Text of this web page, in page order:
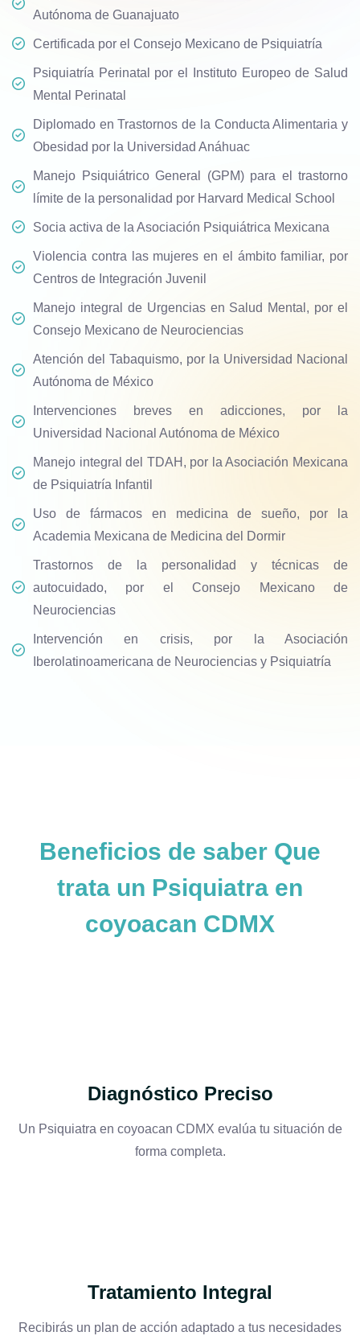
Autónoma de Guanajuato
Certificada por el Consejo Mexicano de Psiquiatría
Psiquiatría Perinatal por el Instituto Europeo de Salud
Mental Perinatal
Diplomado en Trastornos de la Conducta Alimentaria y
Obesidad por la Universidad Anáhuac
Manejo Psiquiátrico General (GPM) para el trastorno
límite de la personalidad por Harvard Medical School
Socia activa de la Asociación Psiquiátrica Mexicana
Violencia contra las mujeres en el ámbito familiar, por
Centros de Integración Juvenil
Manejo integral de Urgencias en Salud Mental, por el
Consejo Mexicano de Neurociencias
Atención del Tabaquismo, por la Universidad Nacional
Autónoma de México
Intervenciones breves en adicciones, por la
Universidad Nacional Autónoma de México
Manejo integral del TDAH, por la Asociación Mexicana
de Psiquiatría Infantil
Uso de fármacos en medicina de sueño, por la
Academia Mexicana de Medicina del Dormir
Trastornos de la personalidad y técnicas de
autocuidado, por el Consejo Mexicano de
Neurociencias
Intervención en crisis, por la Asociación
Iberolatinoamericana de Neurociencias y Psiquiatría
Beneficios de saber Que
trata un Psiquiatra en
coyoacan CDMX
Diagnóstico Preciso
Un Psiquiatra en coyoacan CDMX evalúa tu situación de
forma completa.
Tratamiento Integral
Recibirás un plan de acción adaptado a tus necesidades